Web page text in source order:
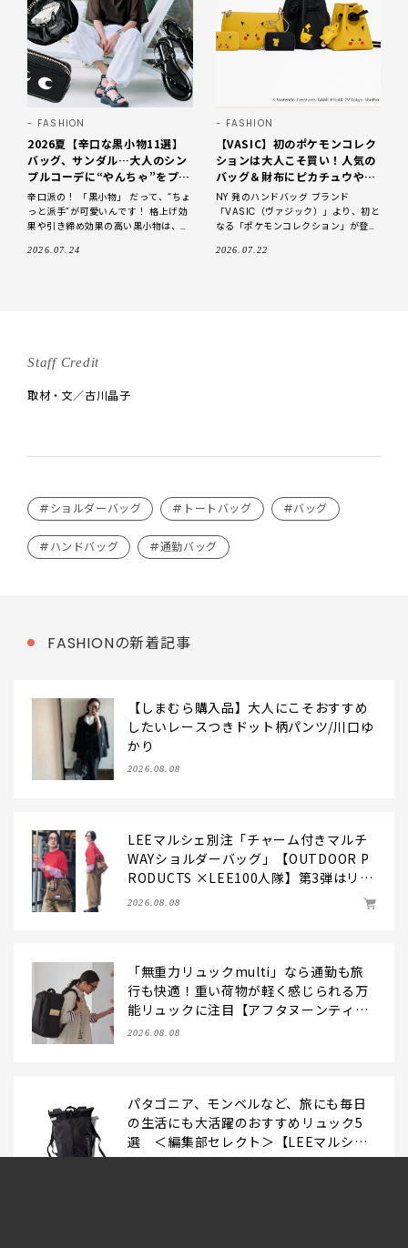
FASHION
2026夏【辛口な黒小物11選】
バッグ、サンダル…大人のシン
プルコーデに“やんちゃ”をプラ
ス！
辛口派の！ 「黒小物」 だって、“ちょ
っと派手”が可愛いんです！ 格上げ効
果や引き締め効果の高い黒小物は、夏
す。さらに、〝ちょっと派手〞なら、
2026.07.24
FASHION
【VASIC】初のポケモンコレク
ションは大人こそ買い！人気の
バッグ＆財布にピカチュウやイ
ーブイをデザイン【2026】
NY 発のハンドバッグ ブランド
「VASIC（ヴァジック）」より、初と
なる「ポケモンコレクション」が登
ム、カラビナなど全6型が、2026年8
2026.07.22
Staff Credit
取材・文／古川晶子
#ショルダーバッグ #トートバッグ #バッグ
#ハンドバッグ #通勤バッグ
FASHIONの新着記事
【しまむら購入品】大人にこそおすすめ
したいレースつきドット柄パンツ/川口ゆ
かり
2026.08.08
LEEマルシェ別注「チャーム付きマルチ
WAYショルダーバッグ」【OUTDOOR P
RODUCTS ×LEE100人隊】第3弾はリッ
チ映えにこだわり！
2026.08.08
「無重力リュックmulti」なら通勤も旅
行も快適！重い荷物が軽く感じられる万
能リュックに注目【アフタヌーンティ
ー・リビング】
2026.08.08
パタゴニア、モンベルなど、旅にも毎日
の生活にも大活躍のおすすめリュック5
選 ＜編集部セレクト＞【LEEマルシ
ェ】